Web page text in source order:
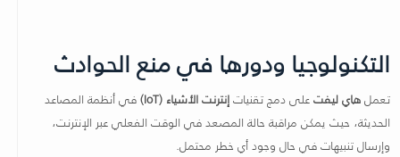
التكنولوجيا ودورها في منع الحوادث
تعملهاي ليفتعلى دمج تقنياتإنترنت الأشياء (IoT)
في أنظمة المصاعد
الحديثة، حيث يمكن مراقبة حالة المصعد في الوقت الفعلي عبر الإنترنت،
وإرسال تنبيهات في حال وجود أي خطر محتمل.